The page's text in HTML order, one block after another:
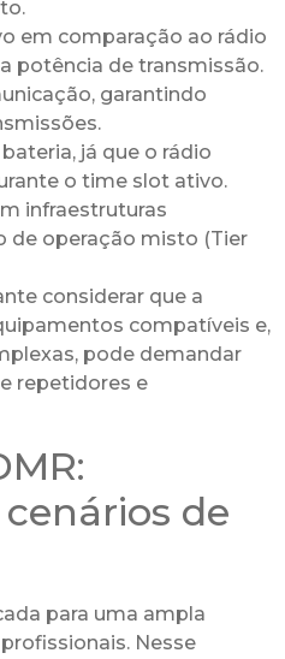
em comparação ao rádio
potência de transmissão.
garantindo
já que o rádio
o time slot ativo.
infraestruturas
de operação misto (Tier
considerar que a
compatíveis e,
pode demandar
repetidores e
de
para uma ampla
Nesse